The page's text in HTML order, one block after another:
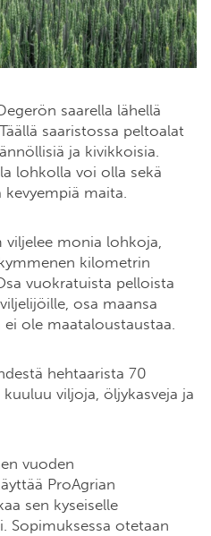
saarella lähellä
saaristossa peltoalat
ja kivikkoisia.
lohkolla voi olla sekä
maita.
monia lohkoja,
kilometrin
vuokratuista pelloista
osa maansa
ole maataloustaustaa.
hehtaarista 70
viljoja, öljykasveja ja
vuoden
ProAgrian
sen kyseiselle
Sopimuksessa otetaan